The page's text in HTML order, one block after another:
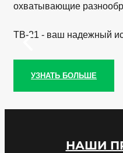
охватывающие
ТВ-21 - ваш надежный
УЗНАТЬ БОЛЬШЕ
НАШИ